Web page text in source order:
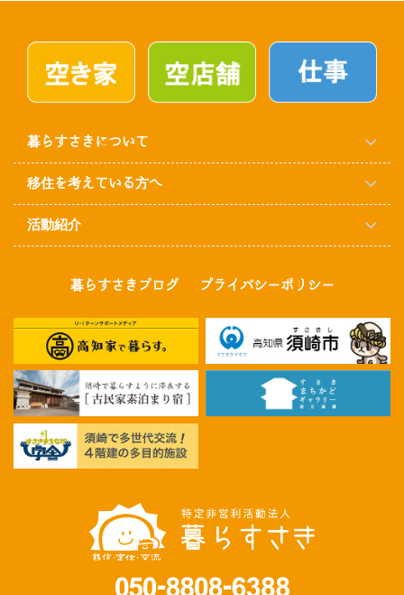
暮らすさきについて
移住を考えている方へ
活動紹介
暮らすさきブログ プライバシーポリシー